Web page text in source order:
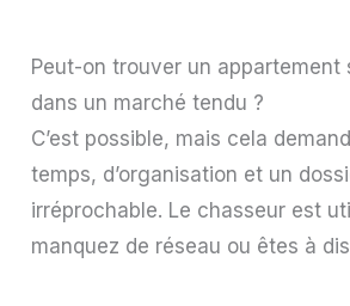
Peut-on trouver un appartement
dans un marché tendu ?
C’est possible, mais cela
temps, d’organisation et un
irréprochable. Le chasseur est
manquez de réseau ou êtes à